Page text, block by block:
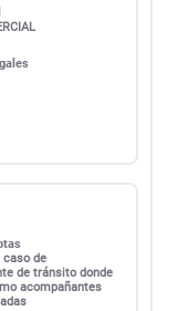
caso de
de tránsito donde
acompañantes